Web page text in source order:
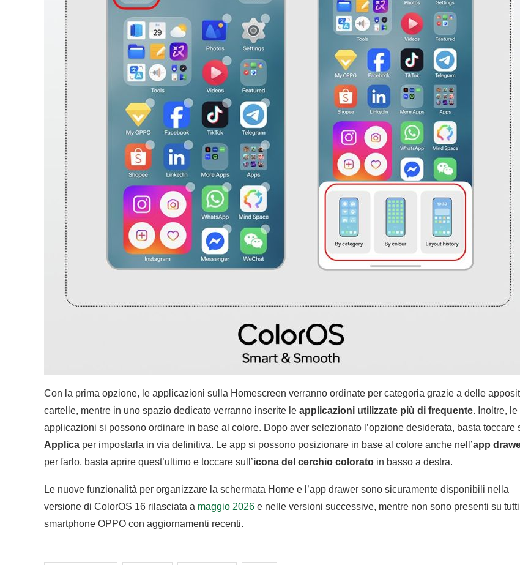
Con la prima opzione, le applicazioni sulla Homescreen verranno ordinate per categoria grazie a delle
cartelle, mentre in uno spazio dedicato verranno inserite le applicazioni utilizzate più di frequente. Inoltre, le
applicazioni si possono ordinare in base al colore. Dopo aver selezionato l’opzione desiderata, basta toccare
Applica per impostarla in via definitiva. Le app si possono posizionare in base al colore anche nell’app
per farlo, basta aprire quest’ultimo e toccare sull’icona del cerchio colorato in basso a destra.
Le nuove funzionalità per organizzare la schermata Home e l’app drawer sono sicuramente disponibili nella
versione di ColorOS 16 rilasciata a maggio 2026 e nelle versioni successive, mentre non sono presenti su
smartphone OPPO con aggiornamenti recenti.